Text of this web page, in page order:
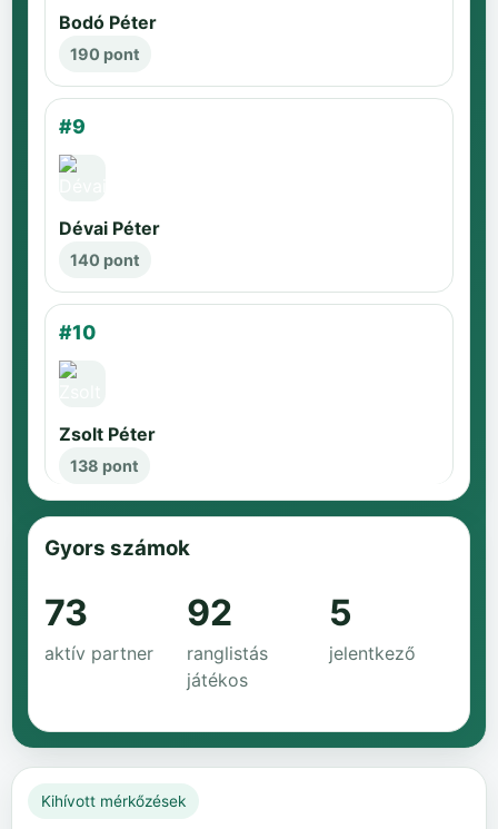
Bodó Péter
190 pont
#9
Dévai Péter
140 pont
#10
Zsolt Péter
138 pont
Gyors számok
73
aktív partner
92
ranglistás
játékos
5
jelentkező
Kihívott mérkőzések